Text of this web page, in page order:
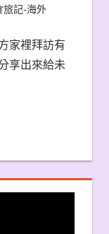
旅記-海外
家裡拜訪有
享出來給未